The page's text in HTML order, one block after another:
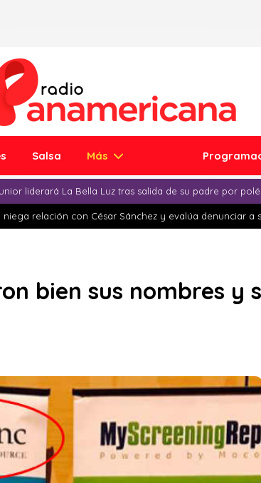
Salsa Más
liderará La Bella Luz tras salida de su padre por
niega relación con César Sánchez y evalúa denunciar a
bien sus nombres y